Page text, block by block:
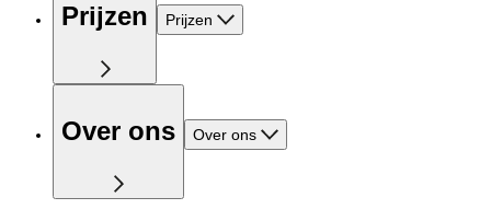
Prijzen Prijzen
Over ons Over ons